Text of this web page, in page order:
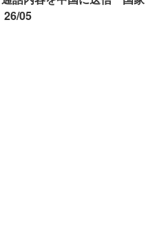
26/05